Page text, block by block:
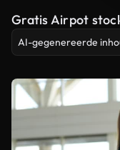
Gratis Airpot
AI-gegenereerde